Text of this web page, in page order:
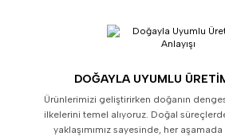
DOĞAYLA UYUMLU
Ürünlerimizi geliştirirken doğanın
ilkelerini temel alıyoruz. Doğal
yaklaşımımız sayesinde, her